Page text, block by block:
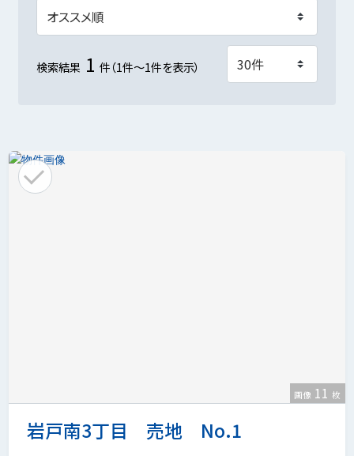
検索結果 1 件（1件～1件を表示）
岩戸南3丁目 売地 No.1
画像 11 枚